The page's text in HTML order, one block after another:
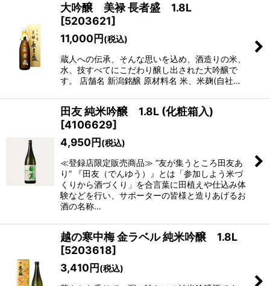
並び順
絞り込む
大吟醸 美禄 長者盛 1.8L
[5203621]
11,000円(税込)
蔵人への伝承、そんな思いを込め、酒造りの米、
水、技すべてにこだわり醸し出された大吟醸で
す。 店舗名 新潟銘醸 原材料名 米、米麹(自社…
田友 純米吟醸 1.8L (化粧箱入)
[4106629]
4,950円(税込)
≪登録店限定販売商品≫ “友が集うところ田友あ
り” 『田友（でんゆう）』とは「参加しよう米づ
くりから酒づくり」を合言葉に田植えや仕込み体
験などを行い、サポーターの皆様と造りあげるお
酒の名称…
越の寒中梅 金ラベル 純米吟醸 1.8L
[5203618]
3,410円(税込)